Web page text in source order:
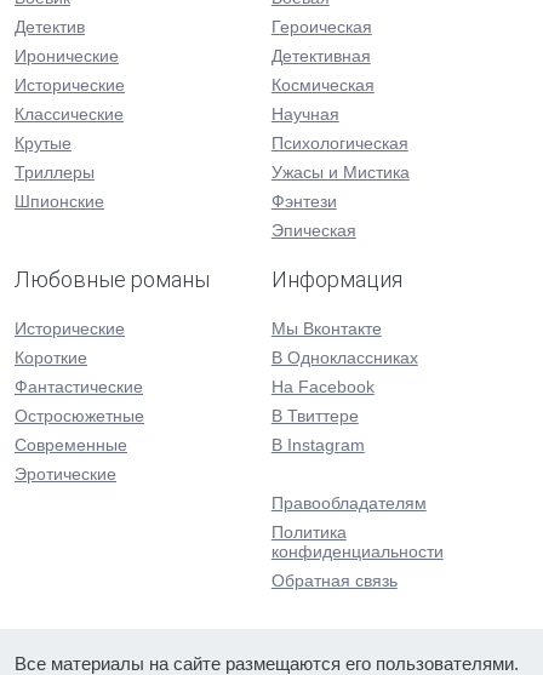
Детектив
Иронические
Исторические
Классические
Крутые
Триллеры
Шпионские
Героическая
Детективная
Космическая
Научная
Психологическая
Ужасы и Мистика
Фэнтези
Эпическая
Любовные романы
Исторические
Короткие
Фантастические
Остросюжетные
Современные
Эротические
Информация
Мы Вконтакте
В Одноклассниках
На Facebook
В Твиттере
В Instagram
Правообладателям
Политика
конфиденциальности
Обратная связь
Все материалы на сайте размещаются его пользователями.